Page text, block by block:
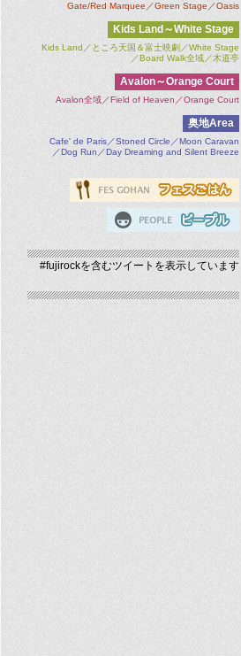
Gate/Red Marquee／Green Stage／Oasis
Kids Land～White Stage
Kids Land／ところ天国＆富士映劇／White Stage
／Board Walk全域／木道亭
Avalon～Orange Court
Avalon全域／Field of Heaven／Orange Court
奥地Area
Cafe' de Paris／Stoned Circle／Moon Caravan
／Dog Run／Day Dreaming and Silent Breeze
#fujirockを含むツイートを表示しています